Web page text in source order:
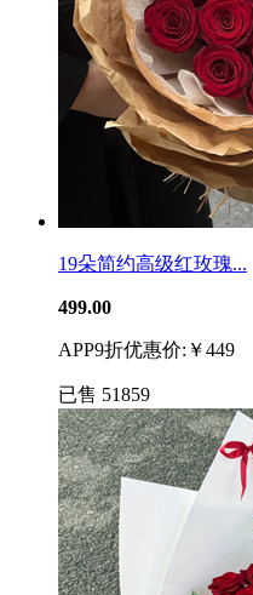
19朵简约高级红玫瑰...
499.00
APP9折优惠价:￥449
已售 51859